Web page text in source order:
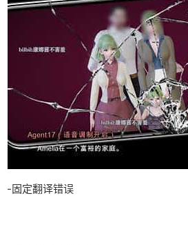
-固定翻译错误